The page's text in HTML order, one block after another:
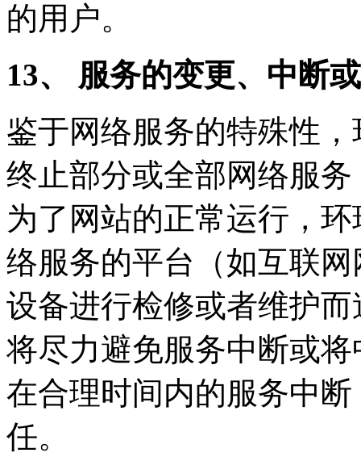
的用户。
13、 服务的变更、中断
鉴于网络服务的特殊性
终止部分或全部网络服
为了网站的正常运行，
络服务的平台（如互联
设备进行检修或者维护
将尽力避免服务中断或
在合理时间内的服务中
任。